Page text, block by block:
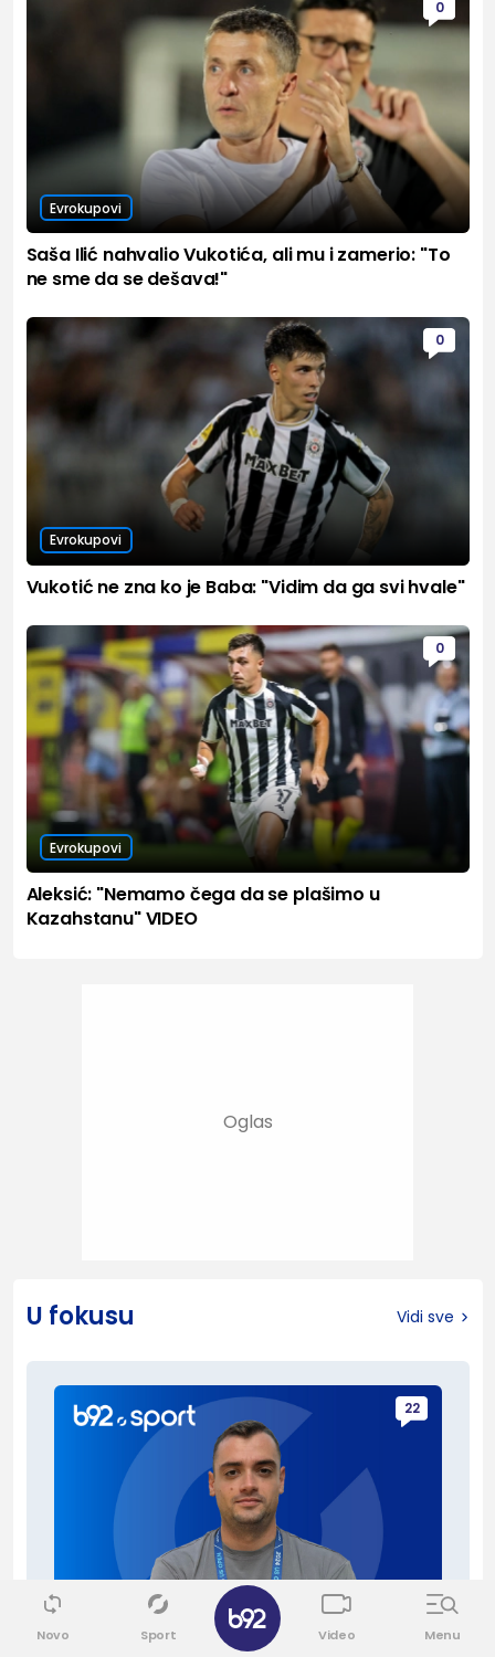
0
Evrokupovi
Saša Ilić nahvalio Vukotića, ali mu i zamerio: "To
ne sme da se dešava!"
0
Evrokupovi
Vukotić ne zna ko je Baba: "Vidim da ga svi hvale"
0
Evrokupovi
Aleksić: "Nemamo čega da se plašimo u
Kazahstanu" VIDEO
U fokusu Vidi sve
22
Novo Sport Video Menu